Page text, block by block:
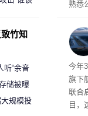
熟悉
最
现有
体建
今年
旗下
联合
目，
竹知
听“余音
储被曝
地
大规模投